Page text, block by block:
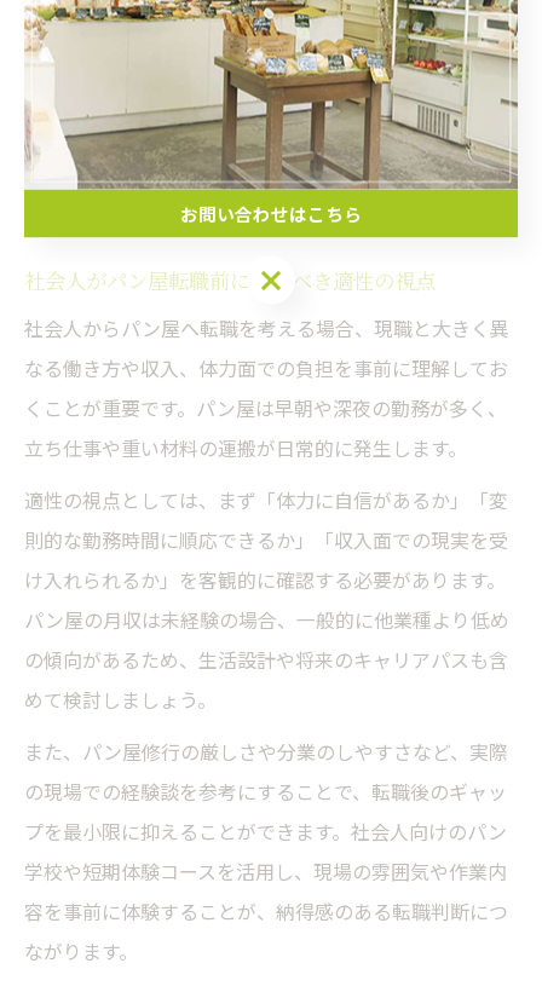
実際のパン屋で働く方からは「朝が早いのは慣れるまで
は大変だったが、仲間と一緒に仕事をすることでやりが
いを感じた」「小さなミスが大きな失敗につながるの
で、慎重に作業する癖がついた」といった声もあり、自
分の性格や長所を現場の体験を通じて再確認することが
社会人がパン屋転職前に知るべき適性の視点
社会人からパン屋へ転職を考える場合、現職と大きく異
なる働き方や収入、体力面での負担を事前に理解してお
くことが重要です。パン屋は早朝や深夜の勤務が多く、
立ち仕事や重い材料の運搬が日常的に発生します。
適性の視点としては、まず「体力に自信があるか」「変
則的な勤務時間に順応できるか」「収入面での現実を受
け入れられるか」を客観的に確認する必要があります。
パン屋の月収は未経験の場合、一般的に他業種より低め
の傾向があるため、生活設計や将来のキャリアパスも含
めて検討しましょう。
また、パン屋修行の厳しさや分業のしやすさなど、実際
の現場での経験談を参考にすることで、転職後のギャッ
プを最小限に抑えることができます。社会人向けのパン
学校や短期体験コースを活用し、現場の雰囲気や作業内
容を事前に体験することが、納得感のある転職判断につ
ながります。
お問い合わせはこちら
お問い合わせはこちら